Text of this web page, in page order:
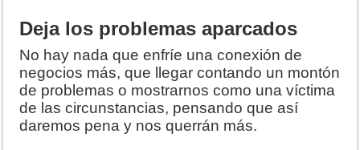
Deja los problemas aparcados
No hay nada que enfríe una conexión de
negocios más, que llegar contando un montón
de problemas o mostrarnos como una víctima
de las circunstancias, pensando que así
daremos pena y nos querrán más.